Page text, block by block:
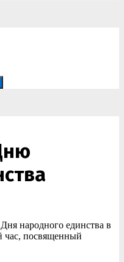
народного единства в
час, посвященный